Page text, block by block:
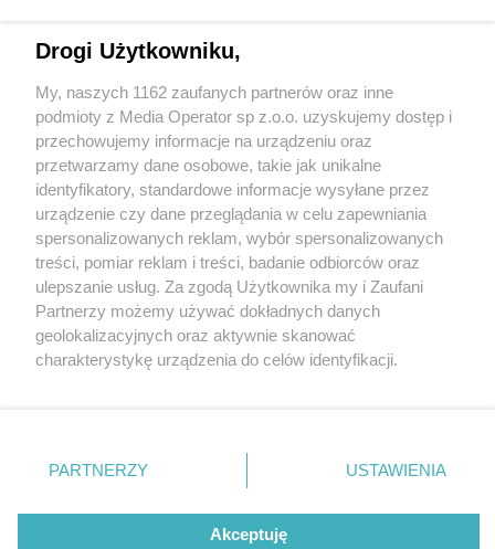
8 / 0
Wydawca mediów lokalnych
Nie zapomnij
zapoznać się z:
polityką prywatności
Twojemiasto
Piekary Śląskie
Chorzów
Tarnowskie Góry
Gliwice
Skontakuj sięz nami
Kontakt
Redakcja
Newsletter
Drogi Użytkowniku,
My, naszych 1162 zaufanych partnerów oraz inne
podmioty z Media Operator sp z.o.o. uzyskujemy dostęp i
przechowujemy informacje na urządzeniu oraz
przetwarzamy dane osobowe, takie jak unikalne
identyfikatory, standardowe informacje wysyłane przez
urządzenie czy dane przeglądania w celu zapewniania
spersonalizowanych reklam, wybór spersonalizowanych
treści, pomiar reklam i treści, badanie odbiorców oraz
ulepszanie usług. Za zgodą Użytkownika my i Zaufani
Partnerzy możemy używać dokładnych danych
geolokalizacyjnych oraz aktywnie skanować
charakterystykę urządzenia do celów identyfikacji.
zmienić/wycofać klikając przycisk ustawień prywatności
znajdujący się w lewym dolnym rogu strony
rodzaje przetwarzania danych nie wymagają zgody
użytkownika, ale masz prawo sprzeciwić się takiemu
PARTNERZY USTAWIENIA
Akceptuję